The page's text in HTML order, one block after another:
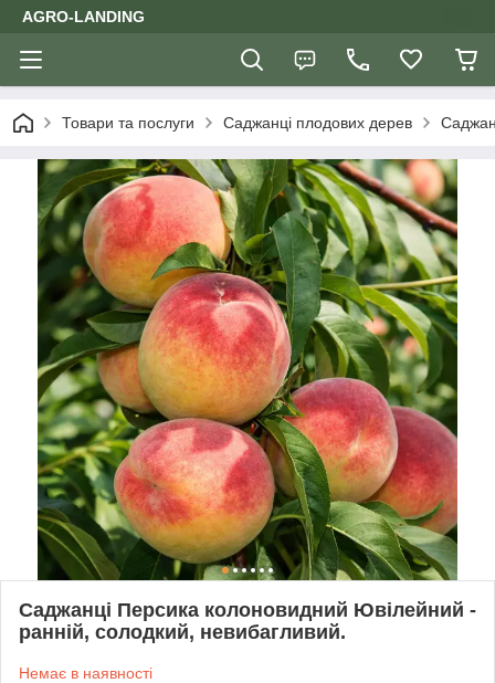
AGRO-LANDING
Товари та послуги Саджанці плодових дерев
Саджанці Персика колоновидний Ювілейний -
ранній, солодкий, невибагливий.
Немає в наявності